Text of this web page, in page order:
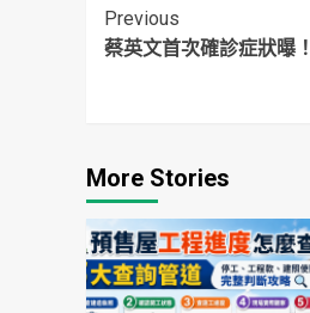
Continue
Reading
Previous
蔡英文首次確診症狀曝
More Stories